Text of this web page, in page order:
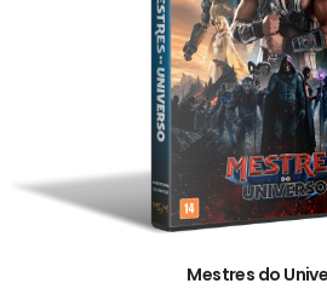
Mestres do